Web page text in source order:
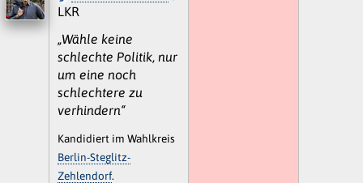
LKR
„Wähle keine
schlechte Politik, nur
um eine noch
schlechtere zu
verhindern“
Kandidiert im Wahlkreis
Berlin-Steglitz-
Zehlendorf.